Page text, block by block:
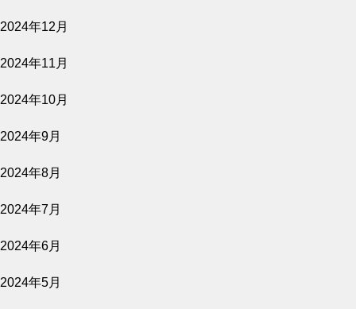
原爆資料館 語り継ぐものたち
きれっぱしの愛
2024年12月
2024年11月
2024年10月
2024年9月
2024年8月
2024年7月
2024年6月
2024年5月